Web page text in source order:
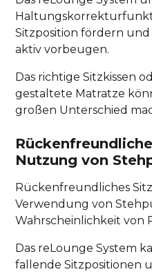
Sitzposition fördern
aktiv vorbeugen.
Das richtige Sitzkissen
gestaltete Matratze
großen Unterschied
Nutzung von
Rückenfreundliches
Verwendung von
Wahrscheinlichkeit von
Das reLounge System
fallende Sitzpositionen